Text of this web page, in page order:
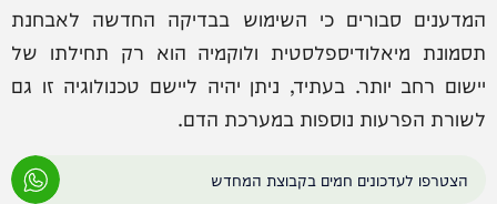
המדענים סבורים כי השימוש בבדיקה החדשה לאבחנת
תסמונת מיאלודיספלסטית ולוקמיה הוא רק תחילתו של
יישום רחב יותר. בעתיד, ניתן יהיה ליישם טכנולוגיה זו גם
לשורת הפרעות נוספות במערכת הדם.
הצטרפו לעדכונים חמים בקבוצת המחדש